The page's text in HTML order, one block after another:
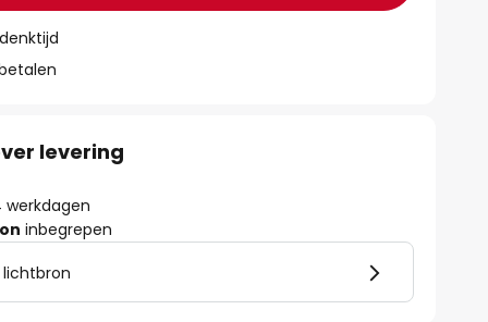
levering
werkdagen
inbegrepen
lichtbron